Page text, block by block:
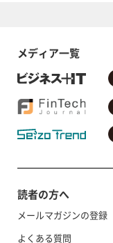
メディア一覧
読者の方へ
メールマガジンの登録
よくある質問